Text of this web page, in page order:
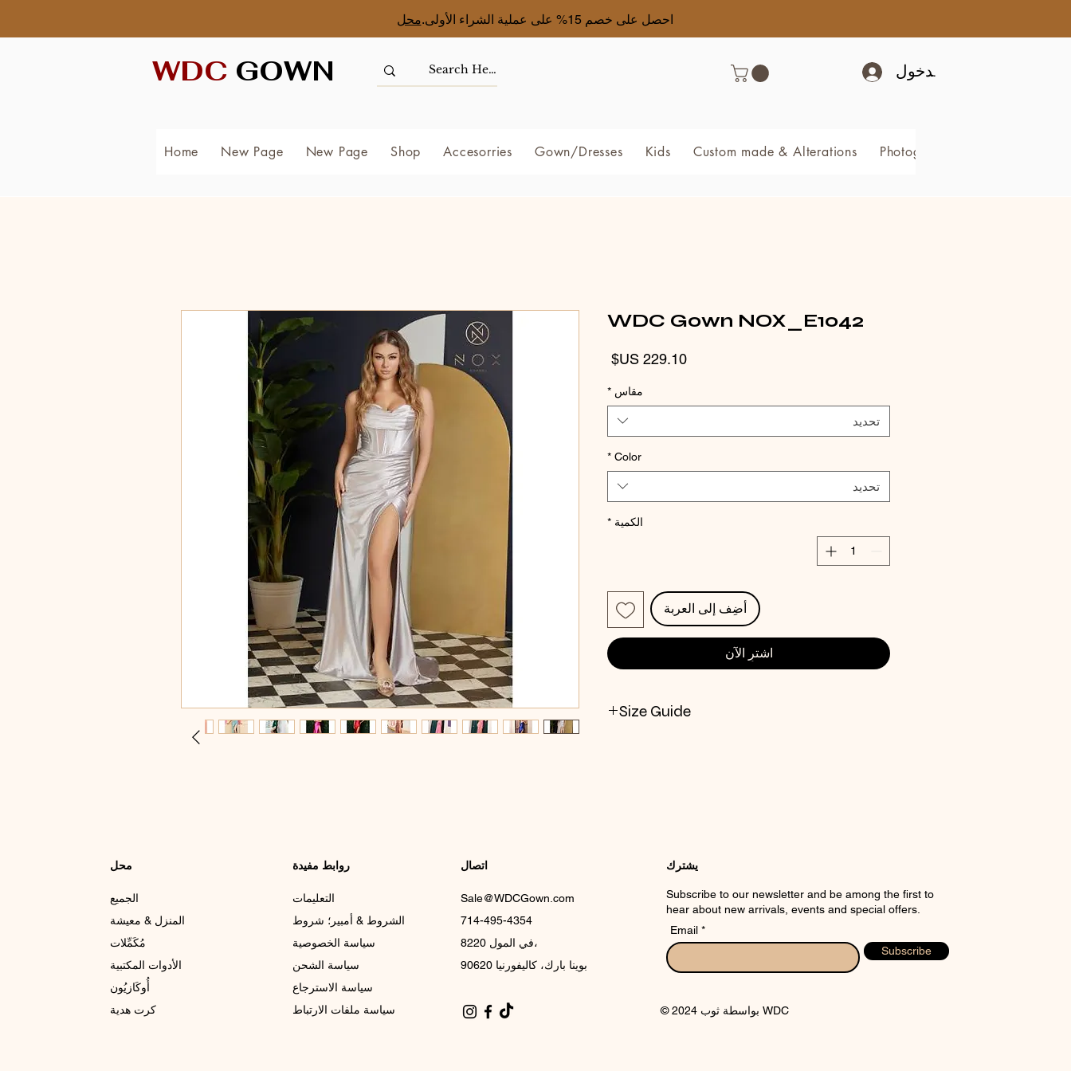
احصل على خصم 15% على عملية الشراء الأولى. محل
WDC GOWN تسجيل الدخول
Home New Page New Page Shop Accesorries Gown/Dresses Kids Custom made & Alterations Photography & Video
WDC Gown NOX_E1042
السعر
مقاس *
تحديد
Color
*
تحديد
الكمية *
أضِف إلى العربة
اشترِ الآن
Size Guide
محل
الجميع
المنزل & معيشة
مُكَمِّلات
الأدوات المكتبية
أُوكَازيُون
كرت هدية
روابط مفيدة
التعليمات
الشروط & أمبير؛ شروط
سياسة الخصوصية
سياسة الشحن
سياسة الاسترجاع
سياسة ملفات الارتباط
اتصال
Sale@WDCGown.com
714-495-4354
8220 في المول،
بوينا بارك، كاليفورنيا 90620
يشترك
Subscribe to our newsletter and be among the first to
hear about new arrivals, events and special offers.
Email
Subscribe
© 2024 بواسطة ثوب WDC